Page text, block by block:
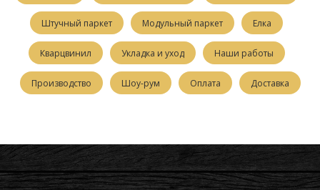
Штучный паркет Модульный паркет Елка
Кварцвинил Укладка и уход Наши работы
Производство Шоу-рум Оплата Доставка